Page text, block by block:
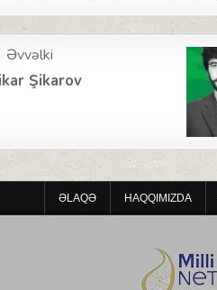
Əvvəlki
Şikarov
ƏLAQƏ HAQQIMIZDA